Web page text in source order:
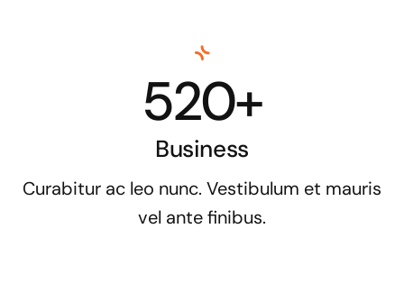
520+
Business
Curabitur ac leo nunc. Vestibulum et mauris
vel ante finibus.